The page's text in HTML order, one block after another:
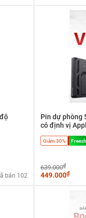
bán 102
Pin dự phòng
có định vị
Giảm 30%
639.000₫
449.000₫